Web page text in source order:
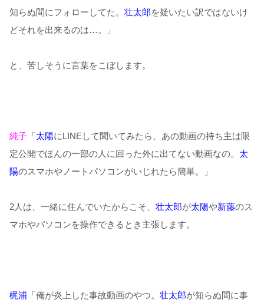
知らぬ間にフォローしてた。 壮太郎を疑いたい訳ではないけ
どそれを出来るのは…。」
と、苦しそうに言葉をこぼします。
純子 「太陽にLINEして聞いてみたら、あの動画の持ち主は限
定公開でほんの一部の人に回った外に出てない動画なの。 太
陽のスマホやノートパソコンがいじれたら簡単。」
2人は、一緒に住んでいたからこそ、 壮太郎が太陽や新藤のス
マホやパソコンを操作できるとき主張します。
梶浦 「俺が炎上した事故動画のやつ。 壮太郎が知らぬ間に事